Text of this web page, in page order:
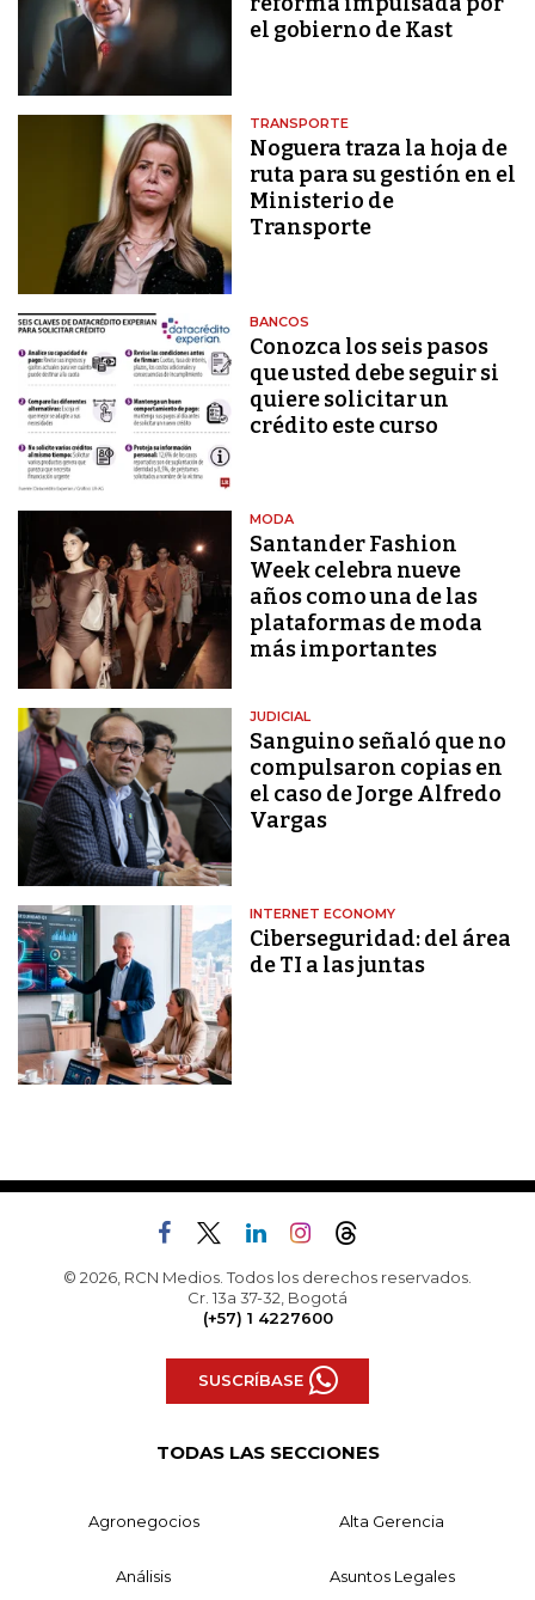
el gobierno de Kast
TRANSPORTE
Noguera traza la hoja de
ruta para su gestión en el
Ministerio de
Transporte
BANCOS
Conozca los seis pasos
que usted debe seguir si
quiere solicitar un
crédito este curso
MODA
Santander Fashion
Week celebra nueve
años como una de las
plataformas de moda
más importantes
JUDICIAL
Sanguino señaló que no
compulsaron copias en
el caso de Jorge Alfredo
Vargas
INTERNET ECONOMY
Ciberseguridad: del área
de TI a las juntas
© 2026, RCN Medios. Todos los derechos reservados.
Cr. 13a 37-32, Bogotá
(+57) 1 4227600
SUSCRÍBASE
TODAS LAS SECCIONES
Agronegocios Alta Gerencia
Análisis Asuntos Legales